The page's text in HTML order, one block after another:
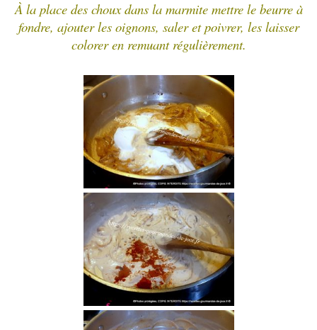
À la place des choux dans la marmite mettre le beurre à
fondre, ajouter les oignons, saler et poivrer, les laisser
colorer en remuant régulièrement.